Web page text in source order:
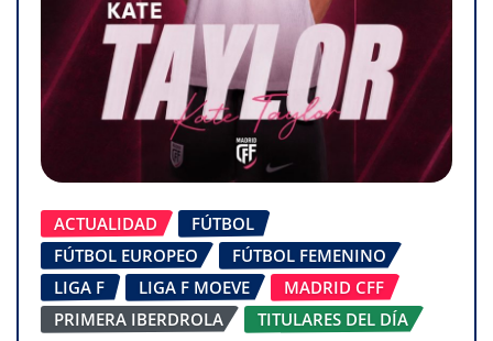
ACTUALIDAD
FÚTBOL
FÚTBOL EUROPEO
FÚTBOL FEMENINO
LIGA F
LIGA F MOEVE
MADRID CFF
PRIMERA IBERDROLA
TITULARES DEL DÍA